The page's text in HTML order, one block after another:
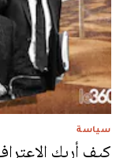
سياسة
كيف أربك